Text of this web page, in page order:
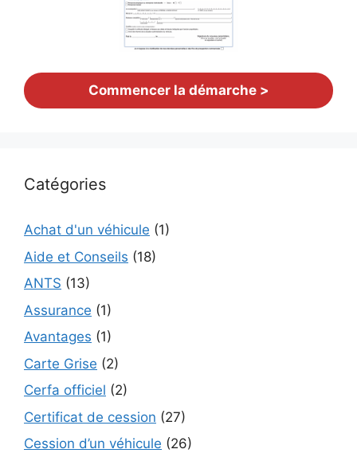
Commencer la démarche >
Catégories
Achat d'un véhicule (1)
Aide et Conseils (18)
ANTS (13)
Assurance (1)
Avantages (1)
Carte Grise (2)
Cerfa officiel (2)
Certificat de cession (27)
Cession d’un véhicule (26)